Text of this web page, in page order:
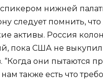
спикером нижней
следует помнить,
активы. Россия
пока США не
“Когда они пытаются
нам также есть что